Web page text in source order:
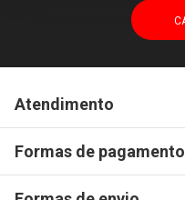
Atendimento
Formas de pagamento